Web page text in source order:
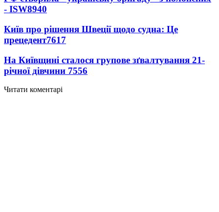
- ISW8940
Київ про рішення Швеції щодо судна: Це
прецедент7617
На Київщині сталося групове зґвалтування 21-
річної дівчини 7556
Читати коментарі